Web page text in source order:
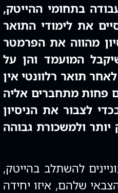
בתחומי ההייטק,
את לימודי התואר
מהווה את הפרמטר
המועמד והן על
תואר רלוונטי אין
פחות מתחברים אליה
לצבור את הניסיון
ולמשכורת גבוהה
להשתלב בהייטק,
שלהם, איזו יחידה